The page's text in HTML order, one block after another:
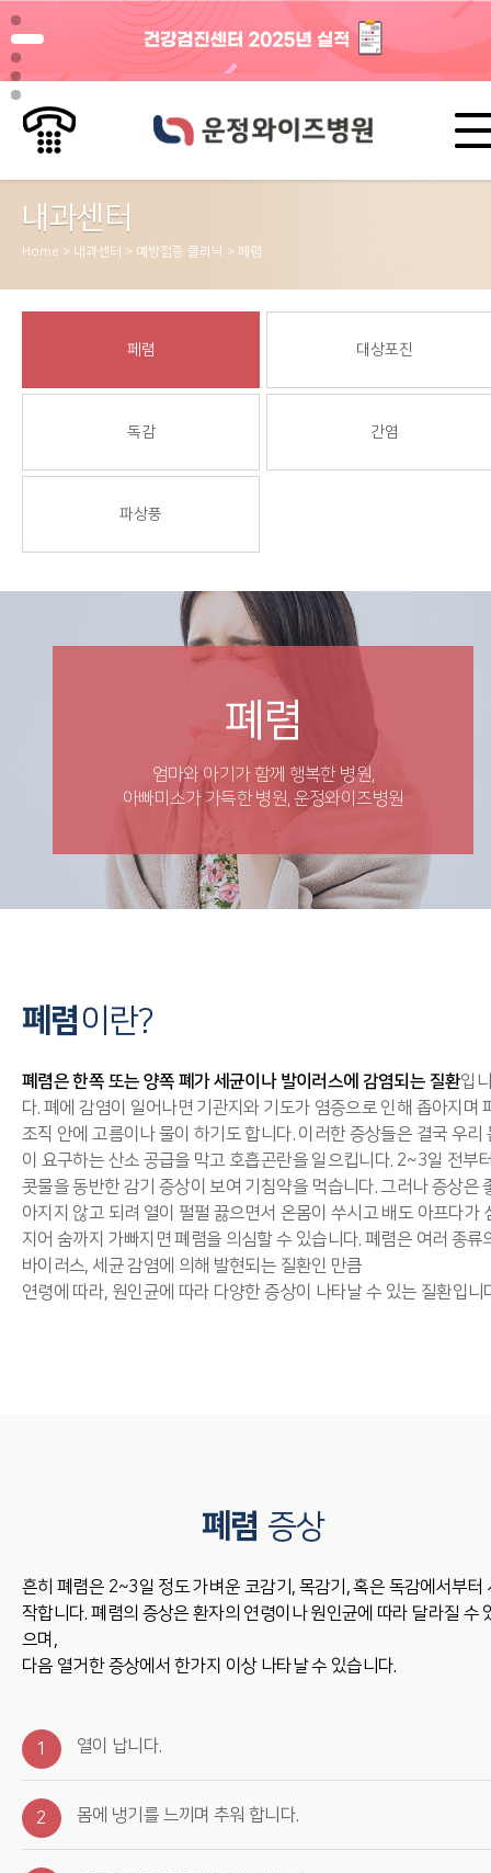
내과센터
Home > 내과센터 > 예방접종 클리닉 > 페렴
페렴 대상포진
독감 간염
파상풍
폐렴
엄마와 아기가 함께 행복한 병원,
아빠미소가 가득한 병원, 운정와이즈병원
폐렴이란?
폐렴은 한쪽 또는 양쪽 폐가 세균이나 발이러스에 감염되는 질환입니
다. 폐에 감염이 일어나면 기관지와 기도가 염증으로 인해 좁아지며
조직 안에 고름이나 물이 하기도 합니다. 이러한 증상들은 결국 우리
이 요구하는 산소 공급을 막고 호흡곤란을 일으킵니다. 2~3일 전부
콧물을 동반한 감기 증상이 보여 기침약을 먹습니다. 그러나 증상은
아지지 않고 되려 열이 펄펄 끓으면서 온몸이 쑤시고 배도 아프다가
지어 숨까지 가빠지면 폐렴을 의심할 수 있습니다. 폐렴은 여러 종류
바이러스, 세균 감염에 의해 발현되는 질환인 만큼
연령에 따라, 원인균에 따라 다양한 증상이 나타날 수 있는 질환입니
폐렴 증상
흔히 폐렴은 2~3일 정도 가벼운 코감기, 목감기, 혹은 독감에서부터
작합니다. 폐렴의 증상은 환자의 연령이나 원인균에 따라 달라질 수
으며,
다음 열거한 증상에서 한가지 이상 나타날 수 있습니다.
1 열이 납니다.
2 몸에 냉기를 느끼며 추워 합니다.